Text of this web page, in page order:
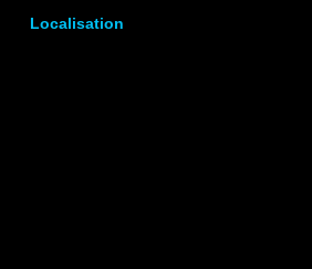
Localisation